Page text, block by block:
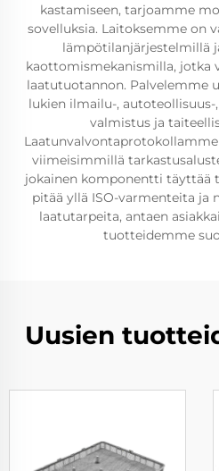
kastamiseen, tarjoamme
sovelluksia. Laitoksemme on
lämpötilanjärjestelmillä
kaottomismekanismilla, jotka
laatutuotannon. Palvelemme
lukien ilmailu-,
valmistus ja
viimeisimmillä
jokainen komponentti täyttää
pitää yllä ISO-varmenteita ja
laatutarpeita, antaen
tuotteidemme
Uusien